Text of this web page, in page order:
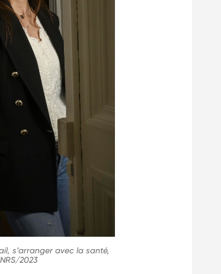
s’arranger avec la santé,
2023